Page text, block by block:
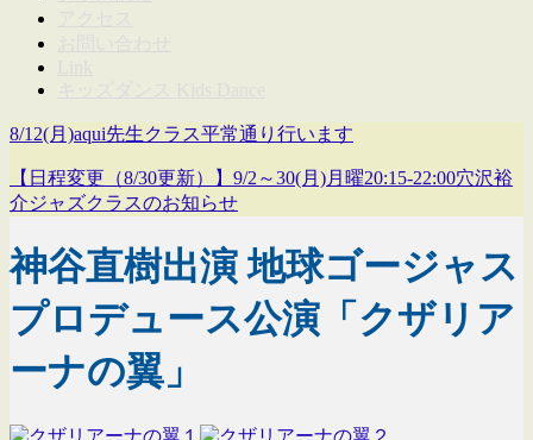
8/12(月)aqui先生クラス平常通り行います
【日程変更（8/30更新）】9/2～30(月)月曜20:15-22:00穴沢裕
介ジャズクラスのお知らせ
神谷直樹出演 地球ゴージャス
プロデュース公演「クザリア
ーナの翼」